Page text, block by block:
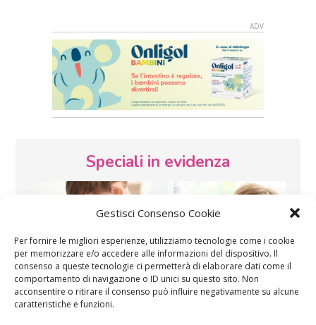
Gestisci Consenso Cookie
Per fornire le migliori esperienze, utilizziamo tecnologie come i cookie
per memorizzare e/o accedere alle informazioni del dispositivo. Il
consenso a queste tecnologie ci permetterà di elaborare dati come il
comportamento di navigazione o ID unici su questo sito. Non
acconsentire o ritirare il consenso può influire negativamente su alcune
caratteristiche e funzioni.
Speciali in evidenza
Vaccini SOS Pediatra